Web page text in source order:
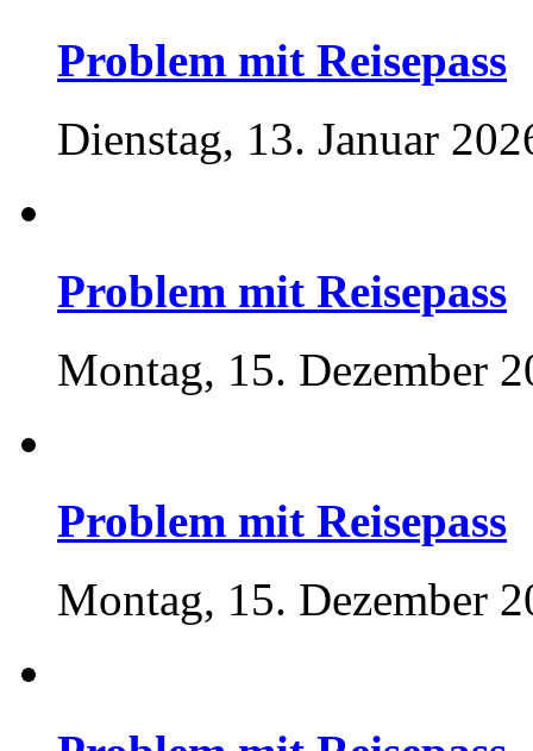
Problem mit Reisepass
Dienstag, 13. Januar
Problem mit Reisepass
Montag, 15. Dezember
Problem mit Reisepass
Montag, 15. Dezember